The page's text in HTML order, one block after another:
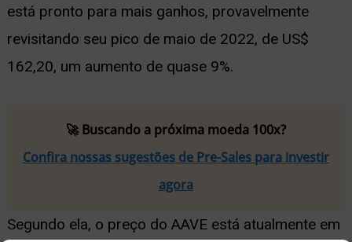
está pronto para mais ganhos, provavelmente
revisitando seu pico de maio de 2022, de US$
162,20, um aumento de quase 9%.
🚀 Buscando a próxima moeda 100x?
Confira nossas sugestões de Pre-Sales para investir
agora
Segundo ela, o preço do AAVE está atualmente em